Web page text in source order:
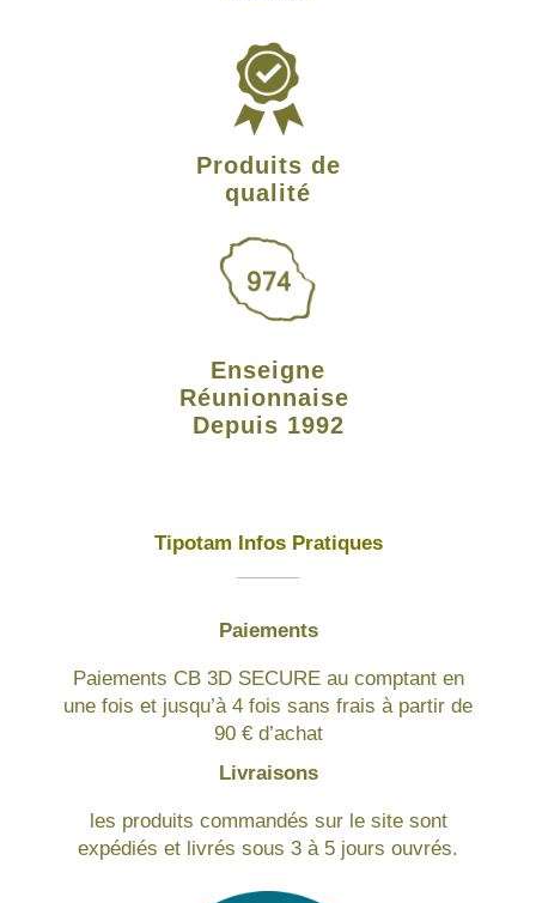
Produits de
qualité
Enseigne
Réunionnaise
Depuis 1992
Tipotam Infos Pratiques
Paiements
Paiements CB 3D SECURE au comptant en
une fois et jusqu’à 4 fois sans frais à partir de
90 € d’achat
Livraisons
les produits commandés sur le site sont
expédiés et livrés sous 3 à 5 jours ouvrés.